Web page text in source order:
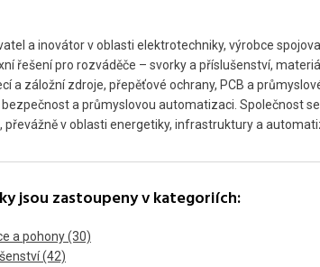
a inovátor v oblasti elektrotechniky, výrobce
řešení pro rozváděče – svorky a příslušenství,
a záložní zdroje, přepěťové ochrany, PCB a
a průmyslovou automatizaci. Společnost
převážně v oblasti energetiky, infrastruktury a
jsou zastoupeny v kategoriích:
a pohony (30)
(42)